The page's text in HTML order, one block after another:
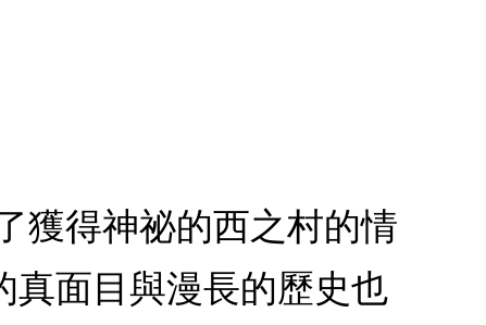
獲得神祕的西之村的情
真面目與漫長的歷史也